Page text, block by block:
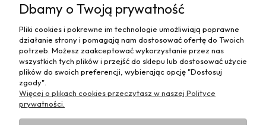
MAPA STRONY
INFORMACJE
Dbamy o Twoją prywatność
Pliki cookies i pokrewne im technologie umożliwiają poprawne
działanie strony i pomagają nam dostosować ofertę do Twoich
potrzeb. Możesz zaakceptować wykorzystanie przez nas
wszystkich tych plików i przejść do sklepu lub dostosować użycie
plików do swoich preferencji, wybierając opcję "Dostosuj
zgody".
Więcej o plikach cookies przeczytasz w naszej Polityce
prywatności.